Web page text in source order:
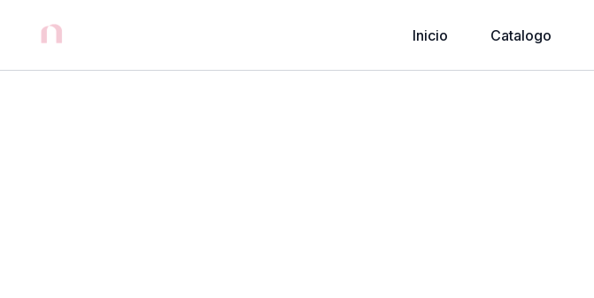
Inicio Catalogo